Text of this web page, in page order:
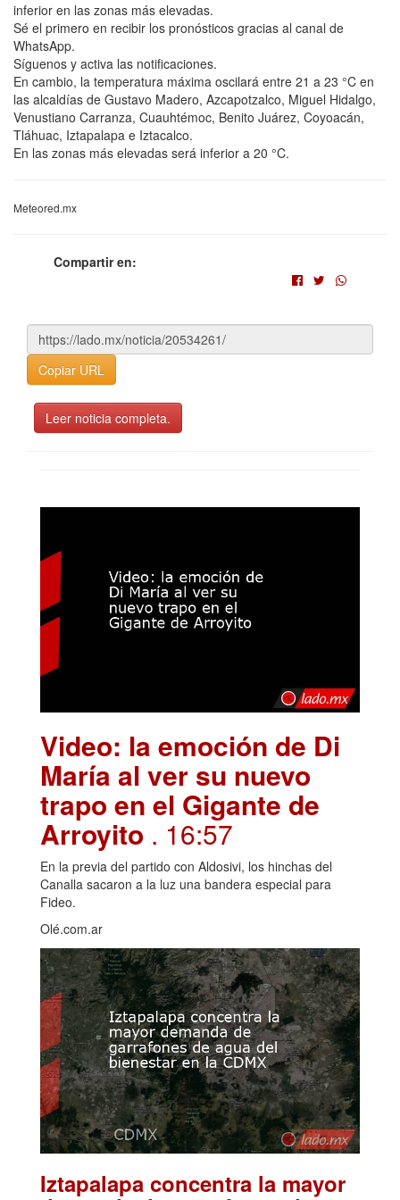
inferior en las zonas más elevadas.
Sé el primero en recibir los pronósticos gracias al canal de
WhatsApp.
Síguenos y activa las notificaciones.
En cambio, la temperatura máxima oscilará entre 21 a 23 °C en
las alcaldías de Gustavo Madero, Azcapotzalco, Miguel Hidalgo,
Venustiano Carranza, Cuauhtémoc, Benito Juárez, Coyoacán,
Tláhuac, Iztapalapa e Iztacalco.
En las zonas más elevadas será inferior a 20 °C.
Meteored.mx
Compartir en:
Copiar URL
Leer noticia completa.
Video: la emoción de Di
María al ver su nuevo
trapo en el Gigante de
Arroyito . 16:57
En la previa del partido con Aldosivi, los hinchas del
Canalla sacaron a la luz una bandera especial para
Fideo.
Olé.com.ar
Iztapalapa concentra la mayor